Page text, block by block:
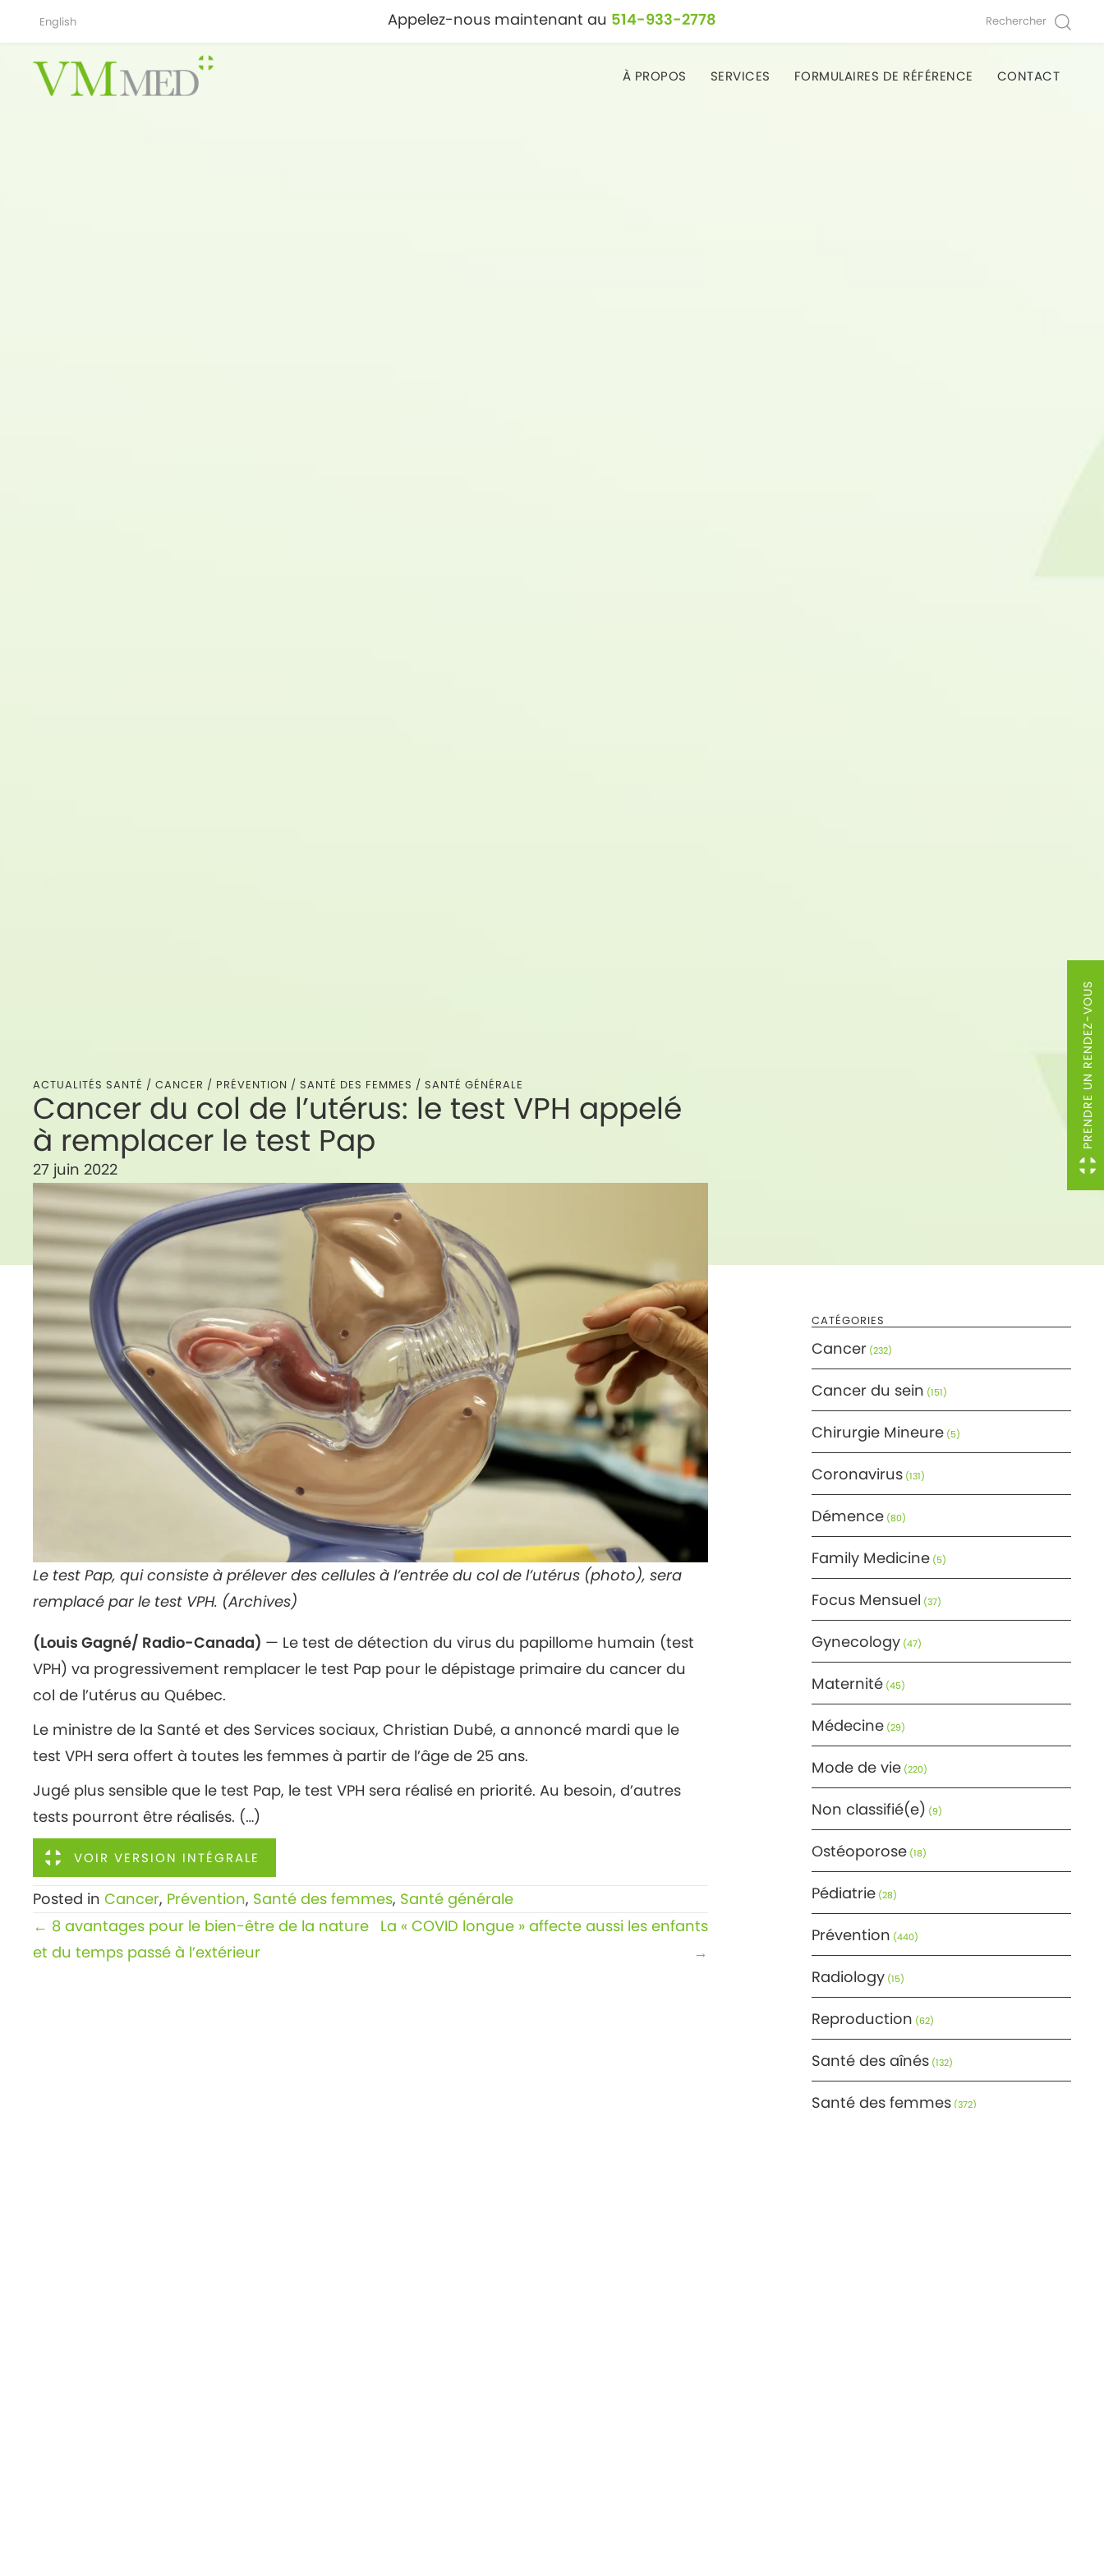
English Appelez-nous maintenant au 514-933-2778 Rechercher
À PROPOS SERVICES FORMULAIRES DE RÉFÉRENCE CONTACT
ACTUALITÉS SANTÉ / CANCER / PRÉVENTION / SANTÉ DES FEMMES / SANTÉ GÉNÉRALE
Cancer du col de l’utérus: le test VPH appelé
à remplacer le test Pap
27 juin 2022
Le test Pap, qui consiste à prélever des cellules à l’entrée du col de l’utérus (photo), sera
remplacé par le test VPH. (Archives)
(Louis Gagné/ Radio-Canada) — Le test de détection du virus du papillome humain (test
VPH) va progressivement remplacer le test Pap pour le dépistage primaire du cancer du
col de l’utérus au Québec.
Le ministre de la Santé et des Services sociaux, Christian Dubé, a annoncé mardi que le
test VPH sera offert à toutes les femmes à partir de l’âge de 25 ans.
Jugé plus sensible que le test Pap, le test VPH sera réalisé en priorité. Au besoin, d’autres
tests pourront être réalisés. (…)
VOIR VERSION INTÉGRALE
Posted in Cancer, Prévention, Santé des femmes, Santé générale
Posts
navigation
← 8 avantages pour le bien-être de la nature
et du temps passé à l’extérieur
La « COVID longue » affecte aussi les enfants
→
CATÉGORIES
Cancer(232)
Cancer du sein (151)
Chirurgie Mineure(5)
Coronavirus(131)
Démence(80)
Family Medicine(5)
Focus Mensuel (37)
Gynecology(47)
Maternité(45)
Médecine(29)
Mode de vie(220)
Non classifié(e) (9)
Ostéoporose(18)
Pédiatrie(28)
Prévention (440)
Radiology(15)
Reproduction (62)
Santé des aînés(132)
Santé des femmes(372)
PRENDRE UN RENDEZ-VOUS